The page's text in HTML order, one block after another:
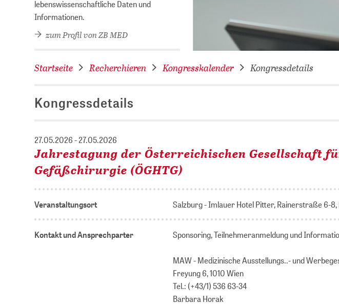
VERNETZEN:
lebenswissenschaftliche Daten und
Informationen.
zum Profil von ZB MED
Startseite Recherchieren Kongresskalender Kongressdetails
Kongressdetails
27.05.2026 - 27.05.2026
Jahrestagung der Österreichischen Gesellschaft
Gefäßchirurgie (ÖGHTG)
Veranstaltungsort Salzburg - Imlauer Hotel Pitter, Rainerstraße 6-
Kontakt und Ansprechparter Sponsoring, Teilnehmeranmeldung und
MAW - Medizinische Ausstellungs..- und
Freyung 6, 1010 Wien
Tel.: (+43/1) 536 63-34
Barbara Horak